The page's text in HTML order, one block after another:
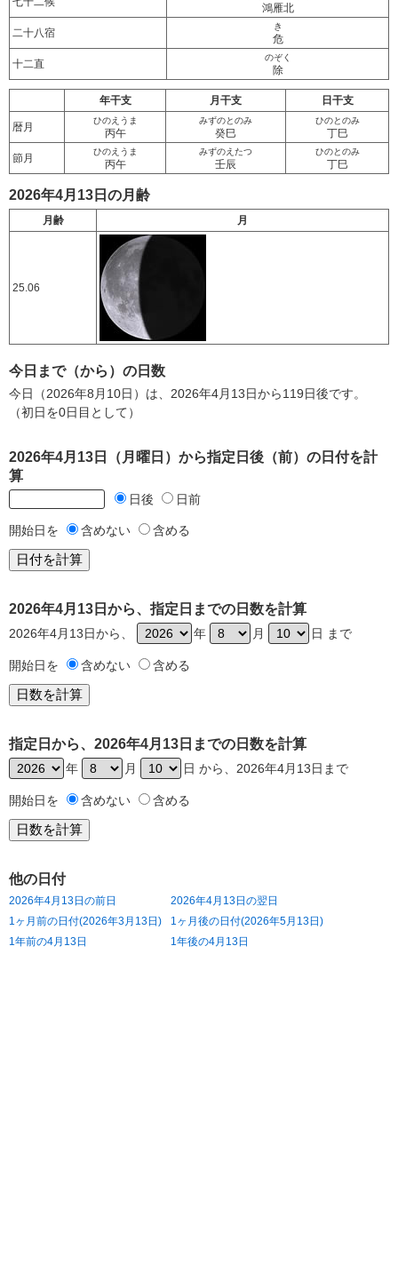
鴻雁北
二十八宿
き
危
十二直
のぞく
除
年干支 月干支 日干支
暦月
ひのえうま
丙午
みずのとのみ
癸巳
ひのとのみ
丁巳
節月
ひのえうま
丙午
みずのえたつ
壬辰
ひのとのみ
丁巳
2026年4月13日の月齢
月齢 月
25.06
今日まで（から）の日数
今日（2026年8月10日）は、2026年4月13日から119日後です。
（初日を0日目として）
2026年4月13日（月曜日）から指定日後（前）の日付を計
算
日後 日前
開始日を 含めない 含める
2026年4月13日から、指定日までの日数を計算
2026年4月13日から、 年 月 日 まで
開始日を 含めない 含める
指定日から、2026年4月13日までの日数を計算
年 月 日 から、2026年4月13日まで
開始日を 含めない 含める
他の日付
2026年4月13日の前日
2026年4月13日の翌日
1ヶ月前の日付(2026年3月13日)
1ヶ月後の日付(2026年5月13日)
1年前の4月13日
1年後の4月13日